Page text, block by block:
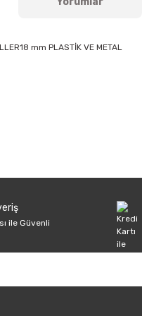
mm PLASTİK VE METAL
pahalı.
olmalı.
ile Güvenli